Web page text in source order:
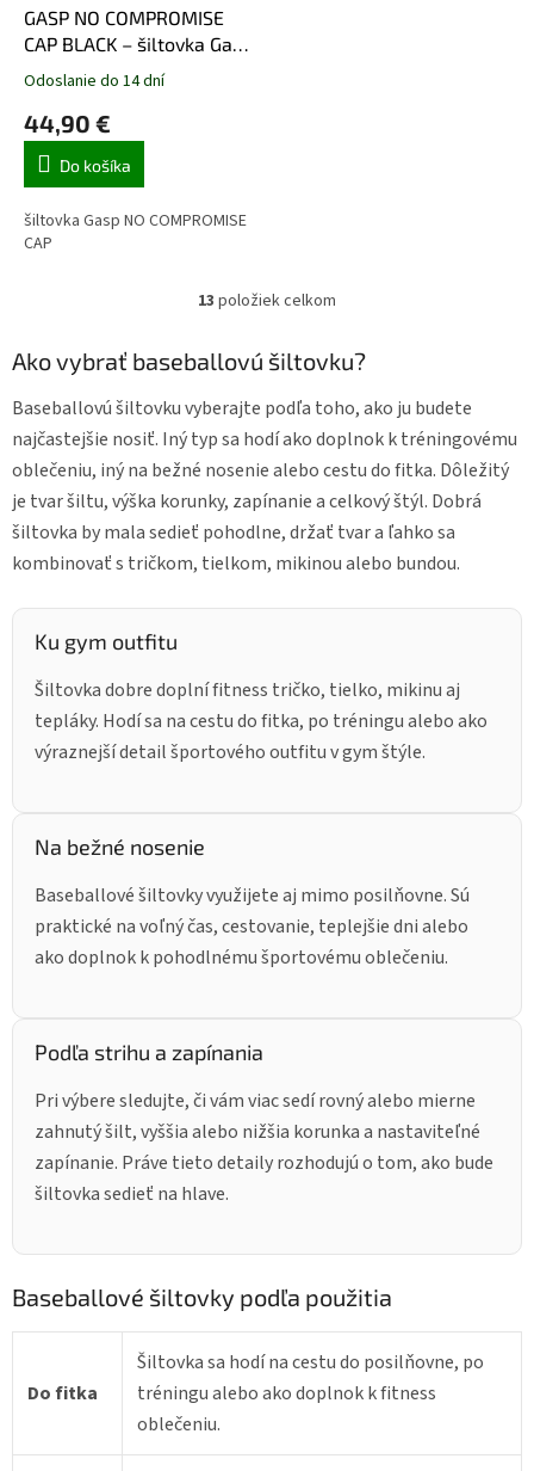
GASP NO COMPROMISE
CAP BLACK – šiltovka Gasp
čierna
Odoslanie do 14 dní
44,90 €
Do košíka
šiltovka Gasp NO COMPROMISE
CAP
O
l
á
d
a
c
i
e
p
r
v
y
i
s
13 položiek celkom
Ako vybrať baseballovú šiltovku?
Baseballovú šiltovku vyberajte podľa toho, ako ju budete
najčastejšie nosiť. Iný typ sa hodí ako doplnok k tréningovému
oblečeniu, iný na bežné nosenie alebo cestu do fitka. Dôležitý
je tvar šiltu, výška korunky, zapínanie a celkový štýl. Dobrá
šiltovka by mala sedieť pohodlne, držať tvar a ľahko sa
kombinovať s tričkom, tielkom, mikinou alebo bundou.
Ku gym outfitu
Šiltovka dobre doplní fitness tričko, tielko, mikinu aj
tepláky. Hodí sa na cestu do fitka, po tréningu alebo ako
výraznejší detail športového outfitu v gym štýle.
Na bežné nosenie
Baseballové šiltovky využijete aj mimo posilňovne. Sú
praktické na voľný čas, cestovanie, teplejšie dni alebo
ako doplnok k pohodlnému športovému oblečeniu.
Podľa strihu a zapínania
Pri výbere sledujte, či vám viac sedí rovný alebo mierne
zahnutý šilt, vyššia alebo nižšia korunka a nastaviteľné
zapínanie. Práve tieto detaily rozhodujú o tom, ako bude
šiltovka sedieť na hlave.
Baseballové šiltovky podľa použitia
Do fitka
Šiltovka sa hodí na cestu do posilňovne, po
tréningu alebo ako doplnok k fitness
oblečeniu.